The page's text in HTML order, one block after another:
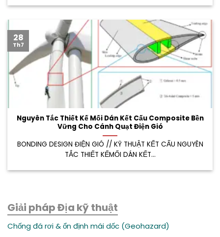
Nguyên Tắc Thiết Kế Mối Dán Kết Cấu Composite Bền
Vững Cho Cánh Quạt Điện Gió
BONDING DESIGN ĐIỆN GIÓ // KỸ THUẬT KẾT CẤU NGUYÊN
TẮC THIẾT KẾMỐI DÁN KẾT...
28
Th7
Giải pháp Địa kỹ thuật
Chống đá rơi & ổn định mái dốc (Geohazard)